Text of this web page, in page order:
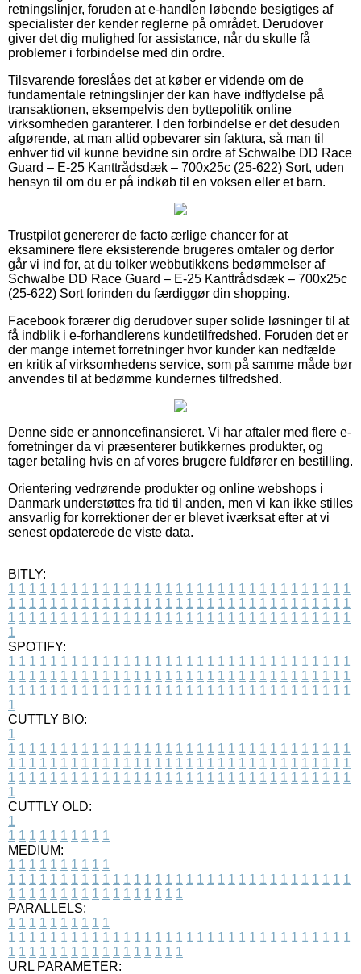
retningslinjer, foruden at e-handlen løbende besigtiges af
specialister der kender reglerne på området. Derudover
giver det dig mulighed for assistance, når du skulle få
problemer i forbindelse med din ordre.
Tilsvarende foreslåes det at køber er vidende om de
fundamentale retningslinjer der kan have indflydelse på
transaktionen, eksempelvis den byttepolitik online
virksomheden garanterer. I den forbindelse er det desuden
afgørende, at man altid opbevarer sin faktura, så man til
enhver tid vil kunne bevidne sin ordre af Schwalbe DD Race
Guard – E-25 Kanttrådsdæk – 700x25c (25-622) Sort, uden
hensyn til om du er på indkøb til en voksen eller et barn.
Trustpilot genererer de facto ærlige chancer for at
eksaminere flere eksisterende brugeres omtaler og derfor
går vi ind for, at du tolker webbutikkens bedømmelser af
Schwalbe DD Race Guard – E-25 Kanttrådsdæk – 700x25c
(25-622) Sort forinden du færdiggør din shopping.
Facebook forærer dig derudover super solide løsninger til at
få indblik i e-forhandlerens kundetilfredshed. Foruden det er
der mange internet forretninger hvor kunder kan nedfælde
en kritik af virksomhedens service, som på samme måde bør
anvendes til at bedømme kundernes tilfredshed.
Denne side er annoncefinansieret. Vi har aftaler med flere e-
forretninger da vi præsenterer butikkernes produkter, og
tager betaling hvis en af vores brugere fuldfører en bestilling.
Orientering vedrørende produkter og online webshops i
Danmark understøttes fra tid til anden, men vi kan ikke stilles
ansvarlig for korrektioner der er blevet iværksat efter at vi
senest opdaterede de viste data.
BITLY:
1 1 1 1 1 1 1 1 1 1 1 1 1 1 1 1 1 1 1 1 1 1 1 1 1 1 1 1 1 1 1 1 1
1 1 1 1 1 1 1 1 1 1 1 1 1 1 1 1 1 1 1 1 1 1 1 1 1 1 1 1 1 1 1 1 1
1 1 1 1 1 1 1 1 1 1 1 1 1 1 1 1 1 1 1 1 1 1 1 1 1 1 1 1 1 1 1 1 1
1
SPOTIFY:
1 1 1 1 1 1 1 1 1 1 1 1 1 1 1 1 1 1 1 1 1 1 1 1 1 1 1 1 1 1 1 1 1
1 1 1 1 1 1 1 1 1 1 1 1 1 1 1 1 1 1 1 1 1 1 1 1 1 1 1 1 1 1 1 1 1
1 1 1 1 1 1 1 1 1 1 1 1 1 1 1 1 1 1 1 1 1 1 1 1 1 1 1 1 1 1 1 1 1
1
CUTTLY BIO:
1
1 1 1 1 1 1 1 1 1 1 1 1 1 1 1 1 1 1 1 1 1 1 1 1 1 1 1 1 1 1 1 1 1
1 1 1 1 1 1 1 1 1 1 1 1 1 1 1 1 1 1 1 1 1 1 1 1 1 1 1 1 1 1 1 1 1
1 1 1 1 1 1 1 1 1 1 1 1 1 1 1 1 1 1 1 1 1 1 1 1 1 1 1 1 1 1 1 1 1
1
CUTTLY OLD:
1
1 1 1 1 1 1 1 1 1 1
MEDIUM:
1 1 1 1 1 1 1 1 1 1
1 1 1 1 1 1 1 1 1 1 1 1 1 1 1 1 1 1 1 1 1 1 1 1 1 1 1 1 1 1 1 1 1
1 1 1 1 1 1 1 1 1 1 1 1 1 1 1 1 1
PARALLELS:
1 1 1 1 1 1 1 1 1 1
1 1 1 1 1 1 1 1 1 1 1 1 1 1 1 1 1 1 1 1 1 1 1 1 1 1 1 1 1 1 1 1 1
1 1 1 1 1 1 1 1 1 1 1 1 1 1 1 1 1
URL PARAMETER: